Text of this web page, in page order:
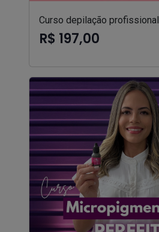
Curso depilação profissional
R$ 197,00